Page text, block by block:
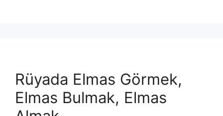
Rüyada Elmas Görmek,
Elmas Bulmak, Elmas